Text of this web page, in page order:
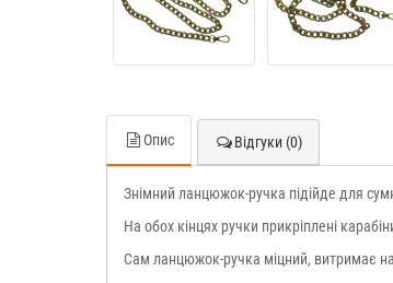
Опис Відгуки (0)
Знімний ланцюжок-ручка підійде для
На обох кінцях ручки прикріплені
Сам ланцюжок-ручка міцний, витримає